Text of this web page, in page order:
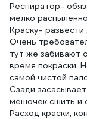
Респиратор-
мелко
Краску- развести
Очень
тут же забивают
время покраски.
самой чистой
Сзади
мешочек сшить и
Расход краски,